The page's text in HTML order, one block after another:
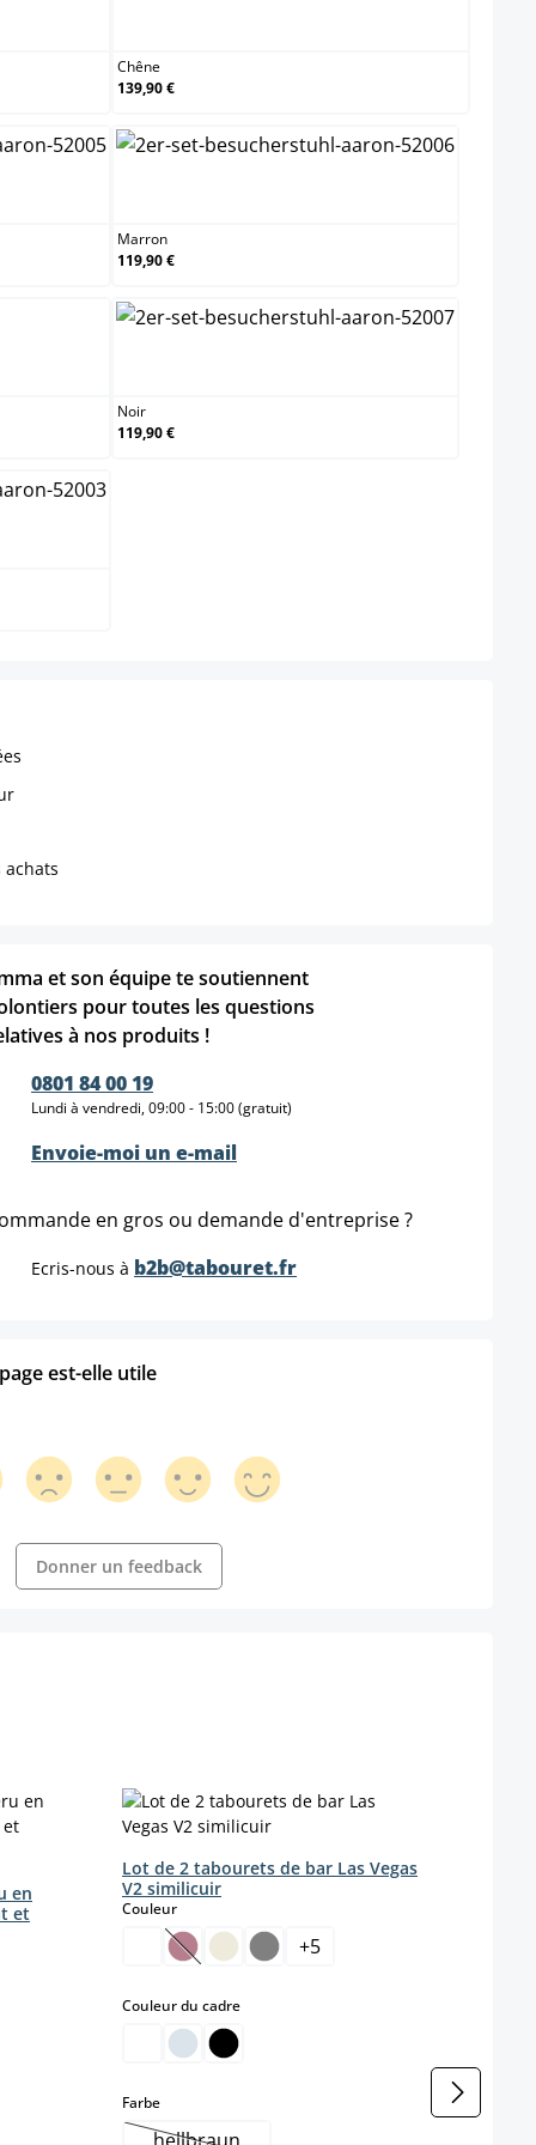
Chêne
139,90 €
Marron
119,90 €
Noir
119,90 €
achats
et son équipe te soutiennent
pour toutes les questions
à nos produits !
0801 84 00 19
Lundi à vendredi, 09:00 - 15:00 (gratuit)
Envoie-moi un e-mail
en gros ou demande d'entreprise ?
Ecris-nous à b2b@tabouret.fr
est-elle utile
Donner un feedback
en
et
pour le moment.)
Lot de 2 tabourets de bar Las Vegas
V2 similicuir
Couleurselect
(Cette option n'est pas disponible pour le
+5
Couleur du cadreselect
Farbeselect